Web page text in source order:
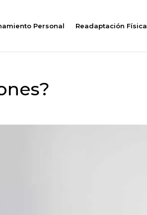
Personal Readaptación Física